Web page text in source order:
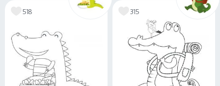
518 315